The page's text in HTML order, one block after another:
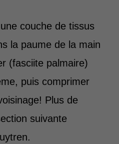
couche de tissus
la paume de la main
(fasciite palmaire)
puis comprimer
Plus de
suivante